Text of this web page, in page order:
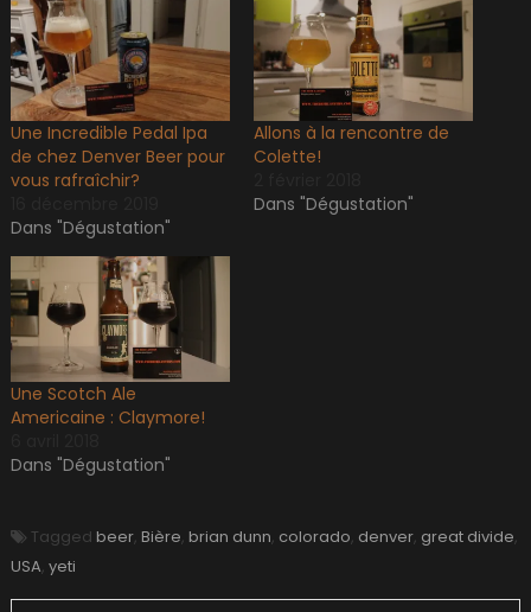
Une Incredible Pedal Ipa
de chez Denver Beer pour
vous rafraîchir?
Dans "Dégustation"
Allons à la rencontre de
Colette!
Dans "Dégustation"
Une Scotch Ale
Americaine : Claymore!
Dans "Dégustation"
Tagged beer, Bière, brian dunn, colorado, denver, great divide,
USA, yeti